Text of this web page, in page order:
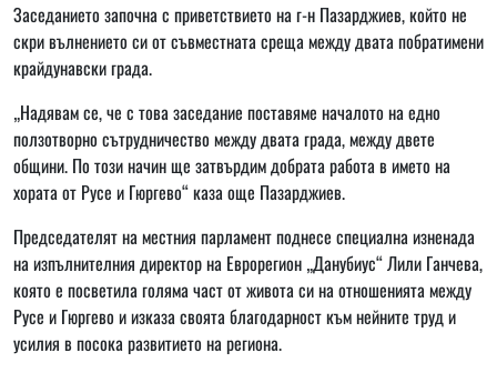
Заседанието започна с приветствието на г-н Пазарджиев, който не
скри вълнението си от съвместната среща между двата побратимени
крайдунавски града.
„Надявам се, че с това заседание поставяме началото на едно
ползотворно сътрудничество между двата града, между двете
общини. По този начин ще затвърдим добрата работа в името на
хората от Русе и Гюргево“ каза още Пазарджиев.
Председателят на местния парламент поднесе специална изненада
на изпълнителния директор на Еврорегион „Данубиус“ Лили Ганчева,
която е посветила голяма част от живота си на отношенията между
Русе и Гюргево и изказа своята благодарност към нейните труд и
усилия в посока развитието на региона.